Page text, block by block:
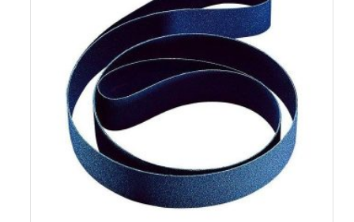
options
peuvent
choisies